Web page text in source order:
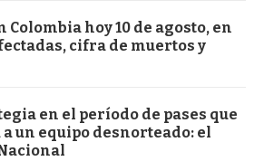
Colombia hoy 10 de agosto, en
cifra de muertos y
en el período de pases que
a un equipo desnorteado: el